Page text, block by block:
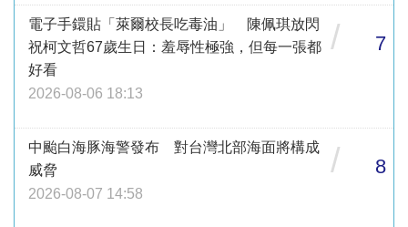
電子手鐶貼「萊爾校長吃毒油」 陳佩琪放閃
祝柯文哲67歲生日：羞辱性極強，但每一張都
好看
2026-08-06 18:13
/ 7
中颱白海豚海警發布 對台灣北部海面將構成
威脅
2026-08-07 14:58
/ 8